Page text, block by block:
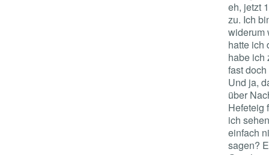
eh, jetzt
zu. Ich
widerum
hatte ich
habe ich
fast
Und ja,
über
Hefeteig
ich
einfach
sagen?